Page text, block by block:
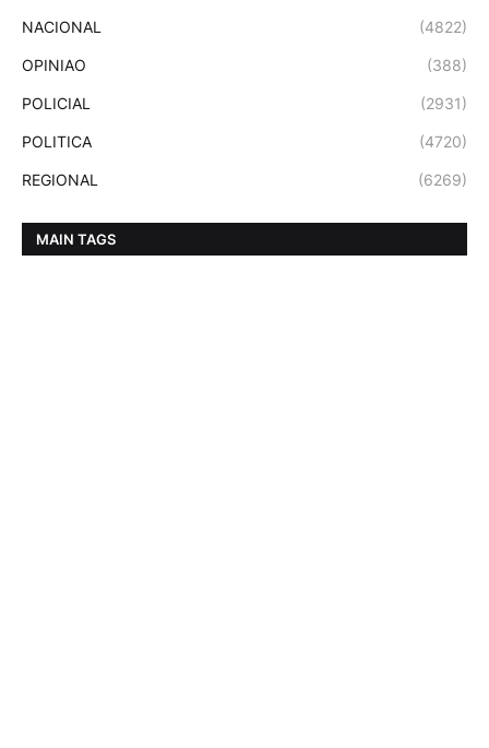
NACIONAL (4822)
OPINIAO (388)
POLICIAL (2931)
POLITICA (4720)
REGIONAL (6269)
MAIN TAGS